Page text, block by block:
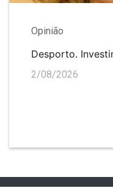
Opinião
Desporto.
2/08/2026